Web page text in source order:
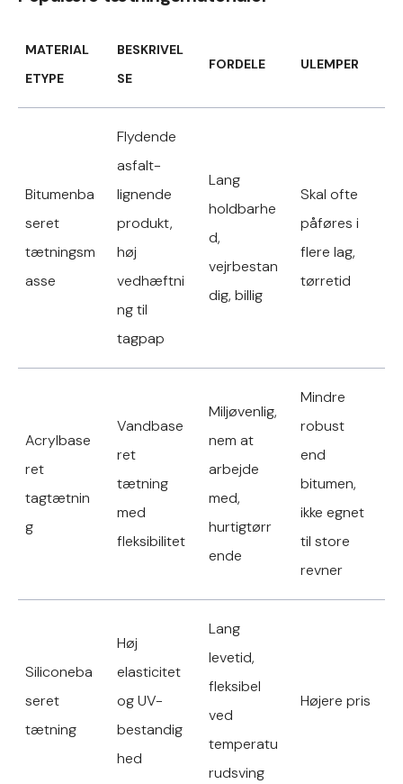
MATERIAL
ETYPE
BESKRIVEL
SE
FORDELE ULEMPER
Bitumenba
seret
tætningsm
asse
Flydende
asfalt-
lignende
produkt,
høj
vedhæftni
ng til
tagpap
Lang
holdbarhe
d,
vejrbestan
dig, billig
Skal ofte
påføres i
flere lag,
tørretid
Acrylbase
ret
tagtætnin
g
Vandbase
ret
tætning
med
fleksibilitet
Miljøvenlig,
nem at
arbejde
med,
hurtigtørr
ende
Mindre
robust
end
bitumen,
ikke egnet
til store
revner
Siliconeba
seret
tætning
Høj
elasticitet
og UV-
bestandig
hed
Lang
levetid,
fleksibel
ved
temperatu
rudsving
Højere pris